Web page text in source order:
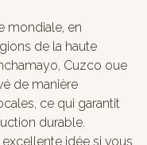
mondiale, en
de la haute
Cuzco oue
de manière
ce qui garantit
durable.
idée si vous